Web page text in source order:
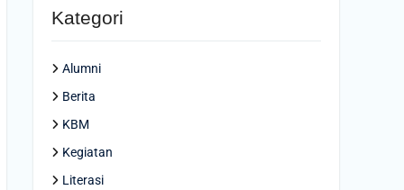
Kategori
Alumni
Berita
KBM
Kegiatan
Literasi